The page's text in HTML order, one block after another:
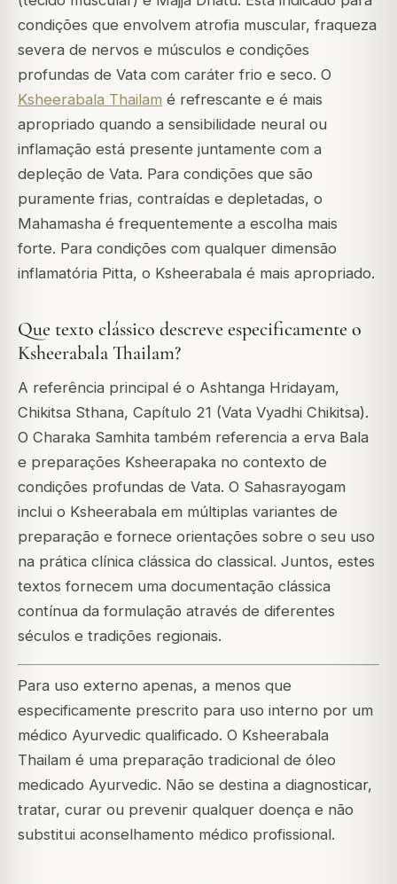
condições que envolvem atrofia muscular, fraqueza
severa de nervos e músculos e condições
profundas de Vata com caráter frio e seco. O
Ksheerabala Thailam é refrescante e é mais
apropriado quando a sensibilidade neural ou
inflamação está presente juntamente com a
depleção de Vata. Para condições que são
puramente frias, contraídas e depletadas, o
Mahamasha é frequentemente a escolha mais
forte. Para condições com qualquer dimensão
inflamatória Pitta, o Ksheerabala é mais apropriado.
Que texto clássico descreve especificamente o
Ksheerabala Thailam?
A referência principal é o Ashtanga Hridayam,
Chikitsa Sthana, Capítulo 21 (Vata Vyadhi Chikitsa).
O Charaka Samhita também referencia a erva Bala
e preparações Ksheerapaka no contexto de
condições profundas de Vata. O Sahasrayogam
inclui o Ksheerabala em múltiplas variantes de
preparação e fornece orientações sobre o seu uso
na prática clínica clássica do classical. Juntos, estes
textos fornecem uma documentação clássica
contínua da formulação através de diferentes
séculos e tradições regionais.
Para uso externo apenas, a menos que
especificamente prescrito para uso interno por um
médico Ayurvedic qualificado. O Ksheerabala
Thailam é uma preparação tradicional de óleo
medicado Ayurvedic. Não se destina a diagnosticar,
tratar, curar ou prevenir qualquer doença e não
substitui aconselhamento médico profissional.